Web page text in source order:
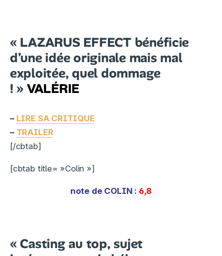
« LAZARUS EFFECT bénéficie
d’une idée originale mais mal
exploitée, quel dommage
! » VALÉRIE
– LIRE SA CRITIQUE
– TRAILER
[/cbtab]
[cbtab title= »Colin »]
note de COLIN : 6,8
« Casting au top, sujet